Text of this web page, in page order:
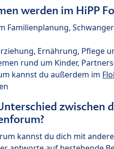
werden im HiPP
Familienplanung,
Ernährung, Pflege
rund um Kinder,
kannst du außerdem im
zwischen
kannst du dich mit